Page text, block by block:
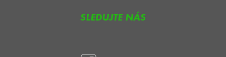
SLEDUJTE NÁS